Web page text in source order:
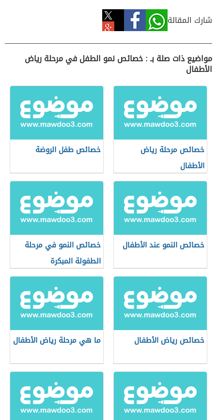
شارك المقالة
مواضيع ذات صلة بـ : خصائص نمو الطفل في مرحلة رياض
الأطفال
خصائص مرحلة رياض
الأطفال
خصائص طفل الروضة
خصائص النمو عند الأطفال
خصائص النمو في مرحلة
الطفولة المبكرة
خصائص رياض الأطفال ما هي مرحلة رياض الأطفال